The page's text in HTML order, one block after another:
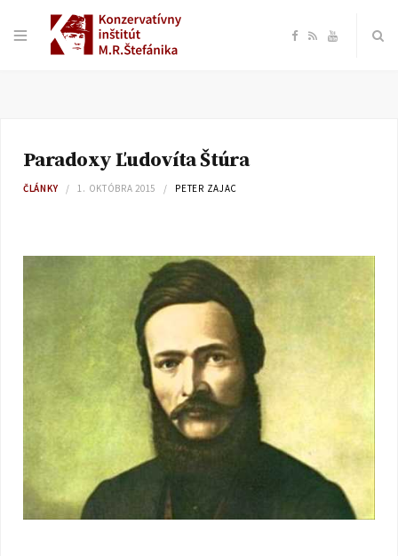
F
o
R Y
b
e
Paradoxy Ľudovíta Štúra
ČLÁNKY 1. OKTÓBRA 2015 PETER ZAJAC